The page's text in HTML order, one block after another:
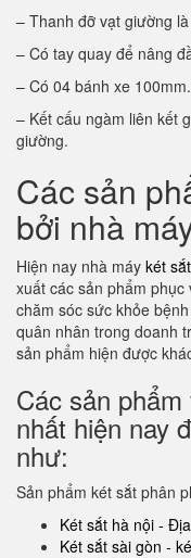
– Thanh đỡ vạt giường
– Có tay quay để nâng
– Có 04 bánh xe 100mm.
– Kết cấu ngàm liên kết
giường.
Các sản
bởi nhà
Hiện nay nhà máy két
xuất các sản phẩm
chăm sóc sức khỏe
quân nhân trong doanh
sản phẩm hiện được
Các sản
nhất hiện nay
như:
Sản phẩm két sắt phân
Két sắt hà nội -
Két sắt sài gòn -